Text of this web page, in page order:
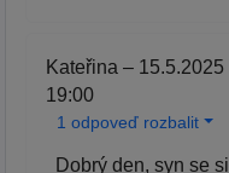
Kateřina – 15.5.2025
19:00
1 odpoveď rozbalit
Dobrý den, syn se